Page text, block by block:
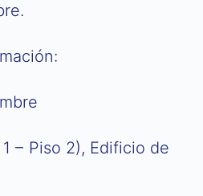
– Piso 2), Edificio de